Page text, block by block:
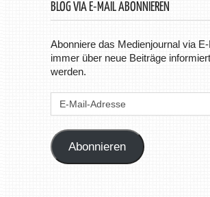
BLOG VIA E-MAIL ABONNIEREN
Abonniere das Medienjournal via
immer über neue Beiträge
werden.
Mail-
Abonnieren